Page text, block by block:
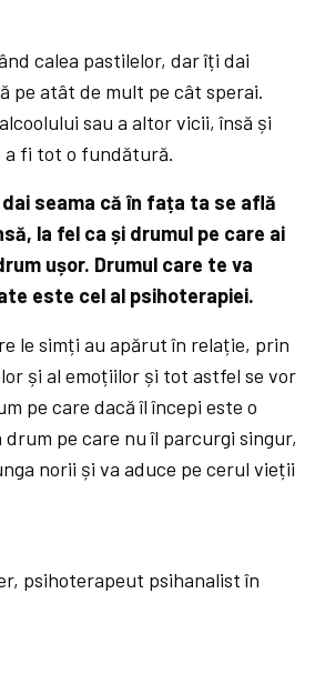
calea pastilelor, dar îți dai
pe atât de mult pe cât sperai.
sau a altor vicii, însă și
a fi tot o fundătură.
seama că în fața ta se află
la fel ca și drumul pe care ai
ușor. Drumul care te va
este cel al psihoterapiei.
le simți au apărut în relație, prin
și al emoțiilor și tot astfel se vor
pe care dacă îl începi este o
pe care nu îl parcurgi singur,
norii și va aduce pe cerul vieții
psihoterapeut psihanalist în